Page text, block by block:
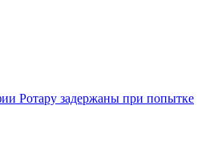
Ротару задержаны при попытке